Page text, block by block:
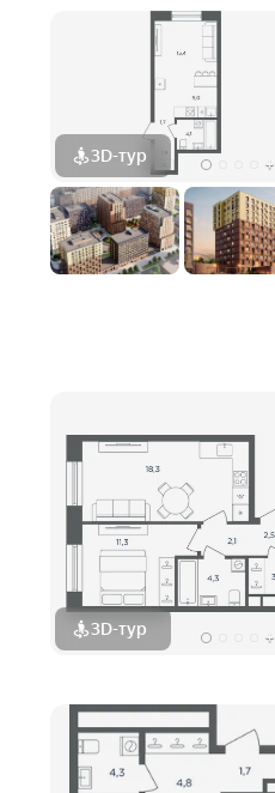
3D-тур +
3D-тур +